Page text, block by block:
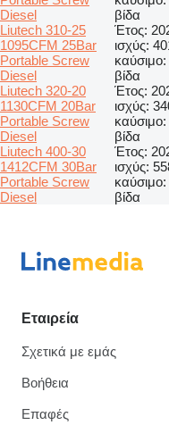
Diesel
βίδα
Liutech 310-25
1095CFM 25Bar
Portable Screw
Diesel
Έτος:
ισχύς:
βίδα
Liutech 320-20
1130CFM 20Bar
Portable Screw
Diesel
Έτος:
ισχύς:
βίδα
Liutech 400-30
1412CFM 30Bar
Portable Screw
Diesel
Έτος:
ισχύς:
βίδα
Εταιρεία
Σχετικά με εμάς
Βοήθεια
Επαφές